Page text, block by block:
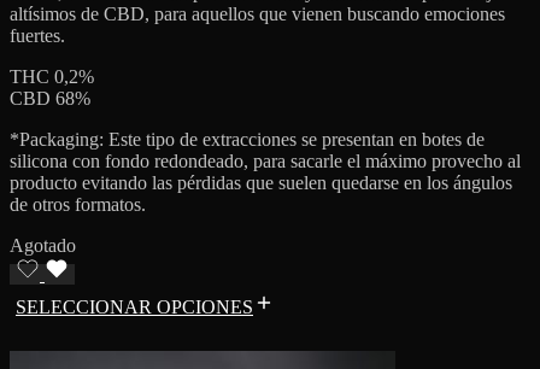
altísimos de CBD, para aquellos que vienen buscando emociones
fuertes.
THC 0,2%
CBD 68%
*Packaging: Este tipo de extracciones se presentan en botes de
silicona con fondo redondeado, para sacarle el máximo provecho al
producto evitando las pérdidas que suelen quedarse en los ángulos
de otros formatos.
Agotado
SELECCIONAR OPCIONES